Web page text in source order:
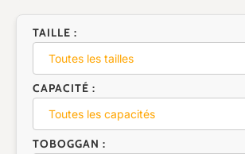
TAILLE :
CAPACITÉ :
TOBOGGAN :